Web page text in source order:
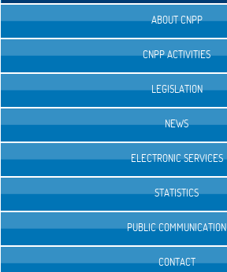
ABOUT CNPP
CNPP ACTIVITIES
LEGISLATION
NEWS
ELECTRONIC SERVICES
STATISTICS
PUBLIC COMMUNICATION
CONTACT